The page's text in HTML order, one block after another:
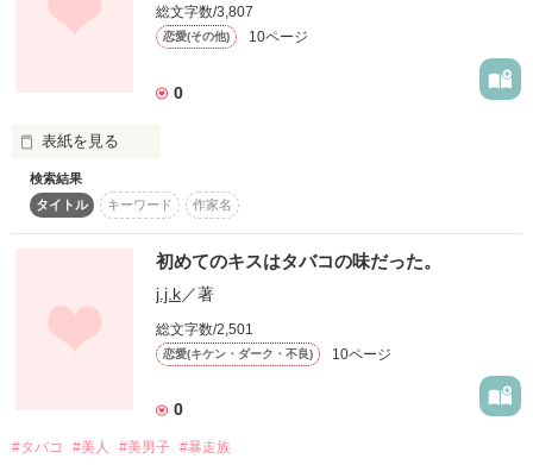
超短編で謎をしかけろ！100文字ミステリーコンテスト
復刻！夏の野いちごビギナーズ応援コンテスト～中・長編チ
500文字の不気味なテスト、募集中。
200文字でゾッ！こわい短編コンテスト
スターツ出版小説投稿サイト合同企画「1話からの長編大
恋なんて知らなかった。
あたしに到来したよ。
高2の秋、あたしは
最初で最後の恋をした。
あたしは今、ここにいて、
総文字数/3,807
恋愛(その他) 10ページ
0
表紙を見る
誰もがした普通の恋愛
検索結果
タイトル
キーワード 作家名
初めてのキスはタバコの味だった。
j.j.k／著
総文字数/2,501
恋愛(キケン・ダーク・不良) 10ページ
0
#タバコ #美人 #美男子 #暴走族